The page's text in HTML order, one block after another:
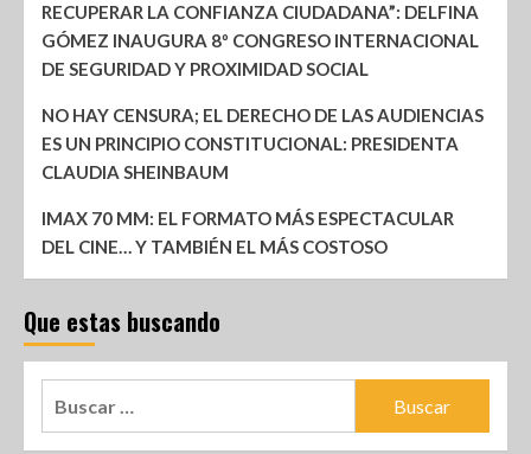
RECUPERAR LA CONFIANZA CIUDADANA”: DELFINA
GÓMEZ INAUGURA 8º CONGRESO INTERNACIONAL
DE SEGURIDAD Y PROXIMIDAD SOCIAL
NO HAY CENSURA; EL DERECHO DE LAS AUDIENCIAS
ES UN PRINCIPIO CONSTITUCIONAL: PRESIDENTA
CLAUDIA SHEINBAUM
IMAX 70 MM: EL FORMATO MÁS ESPECTACULAR
DEL CINE… Y TAMBIÉN EL MÁS COSTOSO
Que estas buscando